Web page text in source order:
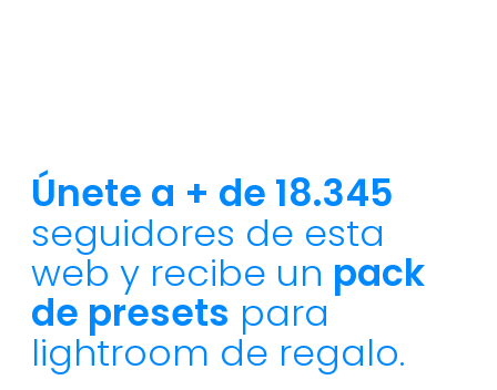
Únete a + de 18.345
seguidores de esta
web y recibe un pack
de presets para
lightroom de regalo.